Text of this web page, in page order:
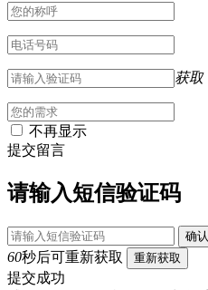
获取
不再显示
提交留言
请输入短信验证码
确认
60秒后可重新获取 重新获取
提交成功